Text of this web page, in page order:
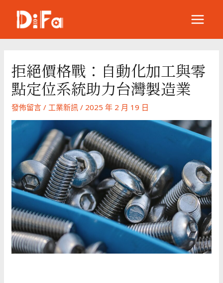
MAIN
拒絕價格戰：自動化加工與零
點定位系統助力台灣製造業
發佈留言 / 工業新訊 / 2025 年 2 月 19 日